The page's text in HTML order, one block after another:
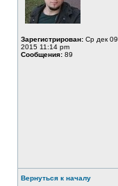
Зарегистрирован: Ср дек 09,
2015 11:14 pm
Сообщения: 89
Вернуться к началу